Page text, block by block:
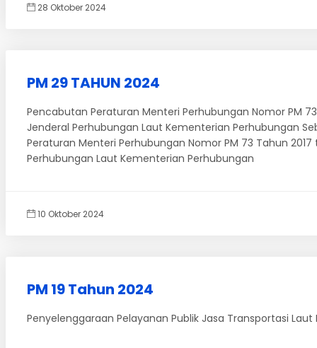
28 Oktober 2024
PM 29 TAHUN 2024
Pencabutan Peraturan Menteri Perhubungan Nomor PM
Jenderal Perhubungan Laut Kementerian Perhubungan
Peraturan Menteri Perhubungan Nomor PM 73 Tahun
Perhubungan Laut Kementerian Perhubungan
10 Oktober 2024
PM 19 Tahun 2024
Penyelenggaraan Pelayanan Publik Jasa Transportasi